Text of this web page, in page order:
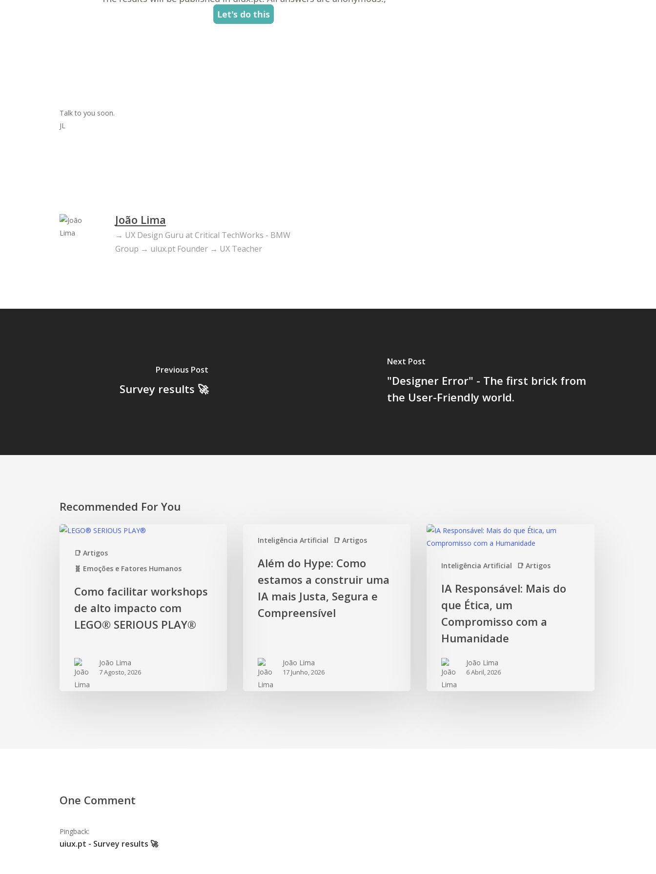
Talk to you soon.
JL
João Lima
→ UX Design Guru at Critical TechWorks - BMW
Group → uiux.pt Founder → UX Teacher
Previous Post
Survey results 🚀
Next Post
"Designer Error" - The first brick from
the User-Friendly world.
Recommended For You
📑 Artigos
🧬 Emoções e Fatores Humanos
Como facilitar workshops
de alto impacto com
LEGO® SERIOUS PLAY®
João Lima
7 Agosto, 2026
Inteligência Artificial 📑 Artigos
Além do Hype: Como
estamos a construir uma
IA mais Justa, Segura e
Compreensível
João Lima
17 Junho, 2026
Inteligência Artificial 📑 Artigos
IA Responsável: Mais do
que Ética, um
Compromisso com a
Humanidade
João Lima
6 Abril, 2026
One Comment
Pingback:
uiux.pt - Survey results 🚀